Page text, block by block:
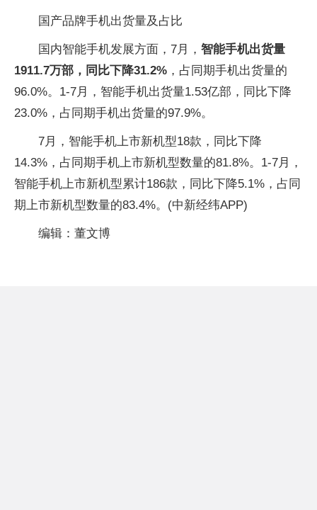
国产品牌手机出货量及占比
国内智能手机发展方面，7月， 智能手机出货量
1911.7万部，同比下降31.2% ，占同期手机出货量的
96.0%。1-7月，智能手机出货量1.53亿部，同比下降
23.0%，占同期手机出货量的97.9%。
7月，智能手机上市新机型18款，同比下降
14.3%，占同期手机上市新机型数量的81.8%。1-7月，
智能手机上市新机型累计186款，同比下降5.1%，占同
期上市新机型数量的83.4%。(中新经纬APP)
编辑：董文博